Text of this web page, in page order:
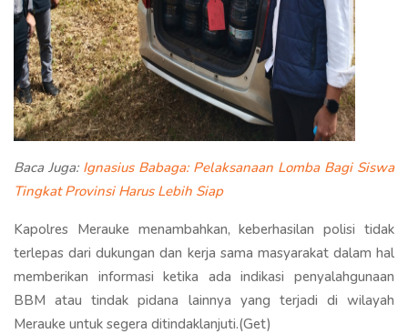
Baca Juga: Ignasius Babaga: Pelaksanaan Lomba Bagi Siswa
Tingkat Provinsi Harus Lebih Siap
Kapolres Merauke menambahkan, keberhasilan polisi tidak
terlepas dari dukungan dan kerja sama masyarakat dalam hal
memberikan informasi ketika ada indikasi penyalahgunaan
BBM atau tindak pidana lainnya yang terjadi di wilayah
Merauke untuk segera ditindaklanjuti.(Get)